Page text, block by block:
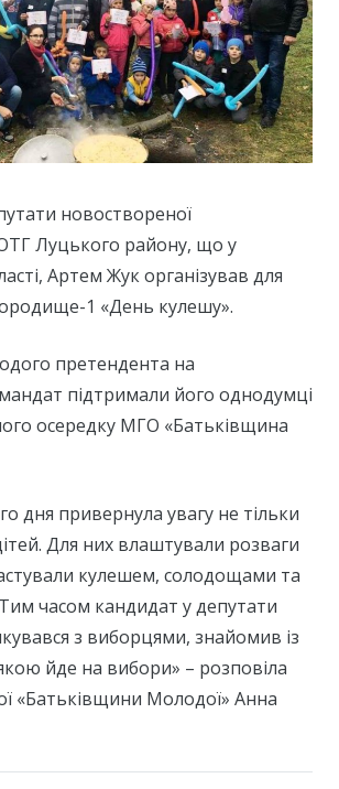
новоствореної
Луцького району, що у
Артем Жук організував для
1 «День кулешу».
претендента на
підтримали його однодумці
осередку МГО «Батьківщина
дня привернула увагу не тільки
Для них влаштували розваги
кулешем, солодощами та
часом кандидат у депутати
з виборцями, знайомив із
йде на вибори» – розповіла
«Батьківщини Молодої» Анна